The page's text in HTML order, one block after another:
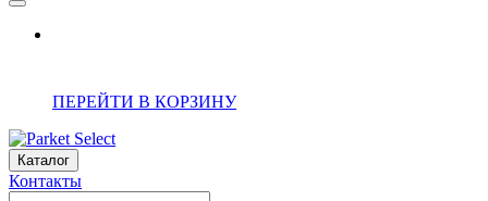
ПЕРЕЙТИ В КОРЗИНУ
Каталог
Контакты